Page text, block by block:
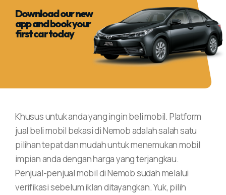
Download our new
app and book your
first car today
Khusus untuk anda yang ingin beli mobil. Platform
jual beli mobil bekasi di Nemob adalah salah satu
pilihan tepat dan mudah untuk menemukan mobil
impian anda dengan harga yang terjangkau.
Penjual-penjual mobil di Nemob sudah melalui
verifikasi sebelum iklan ditayangkan. Yuk, pilih